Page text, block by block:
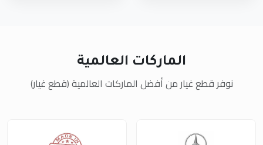
الماركات العالمية
نوفر قطع غيار من أفضل الماركات العالمية (قطع غيار)